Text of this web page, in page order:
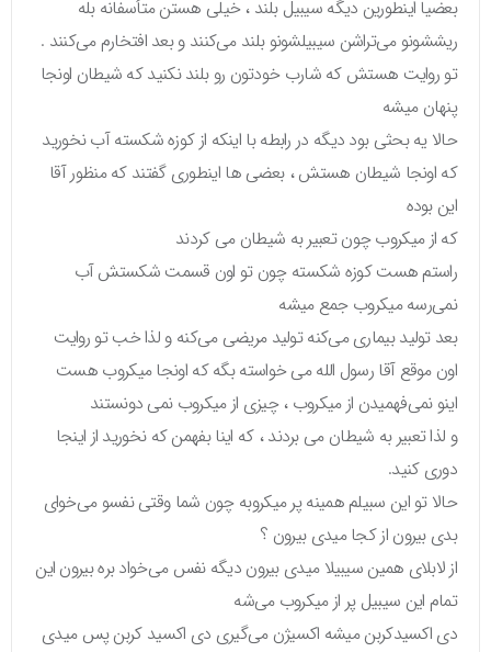
بعضیا اینطورین دیگه سیبیل بلند ، خیلی هستن متأسفانه بله
ریششونو می‌تراشن سیبیلشونو بلند می‌کنند و بعد افتخارم می‌کنند .
تو روایت هستش که شارب خودتون رو بلند نکنید که شیطان اونجا
پنهان میشه
حالا یه بحثی بود دیگه در رابطه با اینکه از کوزه شکسته آب نخورید
که اونجا شیطان هستش ، بعضی ها اینطوری گفتند که منظور آقا
این بوده
که از میکروب چون تعبیر به شیطان می کردند
راستم هست کوزه شکسته چون تو اون قسمت شکستش آب
نمی‌رسه میکروب جمع میشه
بعد تولید بیماری می‌کنه تولید مریضی می‌کنه و لذا خب تو روایت
اون موقع آقا رسول الله می خواسته بگه که اونجا میکروب هست
اینو نمی‌فهمیدن از میکروب ، چیزی از میکروب نمی دونستند
و لذا تعبیر به شیطان می بردند ، که اینا بفهمن که نخورید از اینجا
دوری کنید.
حالا تو این سبیلم همینه پر میکروبه چون شما وقتی نفسو می‌خوای
بدی بیرون از کجا میدی بیرون ؟
از لابلای همین سیبیلا میدی بیرون دیگه نفس می‌خواد بره بیرون این
تمام این سیبیل پر از میکروب می‌شه
دی اکسیدکربن میشه اکسیژن می‌گیری دی اکسید کربن پس میدی